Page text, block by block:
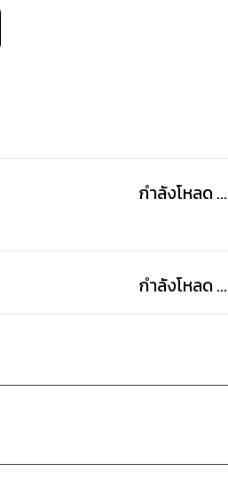
กำลังโหลด ...
กำลังโหลด ...